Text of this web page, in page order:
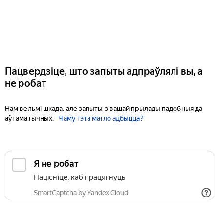
Пацвердзіце, што запыты адпраўлялі вы, а
не робат
Нам вельмі шкада, але запыты з вашай прылады падобныя да
аўтаматычных.
Чаму гэта магло адбыцца?
Я не робат
Націсніце, каб працягнуць
SmartCaptcha by Yandex Cloud